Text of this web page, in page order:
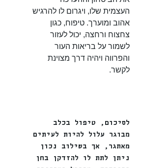
העצמית שלו, ויגרום לו להרגיש
אהוב ומוערך. טיפוח, כגון
צחצוח ורחצה, יכול לעזור
לשמור על בריאות העור
והפרווה ויהיה דרך מצוינת
לקשר.
לסיכום, טיפול בכלב
מבוגר עלול להיות לעיתים
מאתגר, אך בשילוב נכון
ניתן לתת לו להזדקן בחן